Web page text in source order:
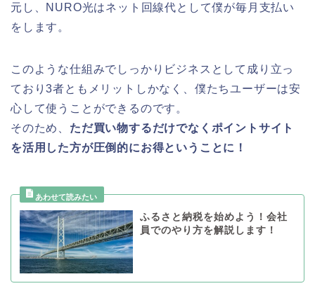
元し、NURO光はネット回線代として僕が毎月支払い
をします。
このような仕組みでしっかりビジネスとして成り立っ
ており3者ともメリットしかなく、僕たちユーザーは安
心して使うことができるのです。
そのため、 ただ買い物するだけでなくポイントサイト
を活用した方が圧倒的にお得ということに！
ふるさと納税を始めよう！会社
員でのやり方を解説します！